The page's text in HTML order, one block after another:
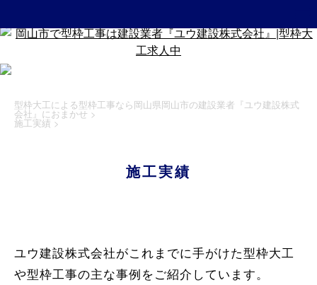
型枠大工による型枠工事なら岡山県岡山市の建設業者『ユウ建設株式
会社』におまかせ >
施工実績>
施工実績
ユウ建設株式会社がこれまでに手がけた型枠大工
や型枠工事の主な事例をご紹介しています。